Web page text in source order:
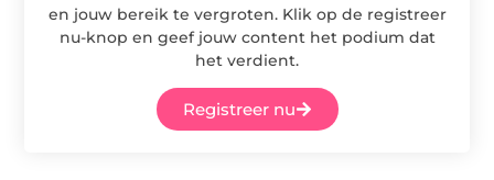
en jouw bereik te vergroten. Klik op de registreer
nu-knop en geef jouw content het podium dat
het verdient.
Registreer nu